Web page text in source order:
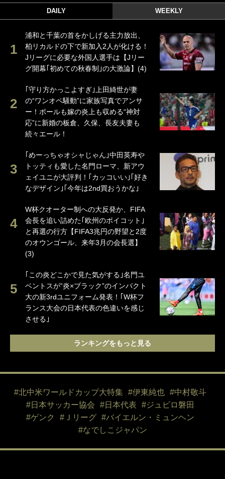
DAILY WEEKLY
浦和と千葉の首をかしげる主力放出、
柏リカルドの下で新加入2人が化ける！
Jリーグに必要な外国人選手は【Jリー
グ開幕｢初めての秋春制｣の大激論】(4)
｢守り方かっこよすぎ｣上田綺世が妻
の“ワンオペ騒動”に家族写真でアンサ
ー！ボールも嫁の炎上も収める“神対
応”に新婚の板倉、久保、長友夫妻も
続々エール！
｢めーっちゃオシャじゃん｣中田英寿や
トッティも愛した名門ローマ、新アウ
ェイユニが大評判！｢カッコいい｣｢好き
なデザイン｣｢今年は2nd買おうかな｣
W杯クオーター制への大反発か、FIFA
会長を追い詰めた｢欧州のボイコット｣
と再選の行方【FIFA3兆円の野望と2度
のオウンゴール、来年3月の会長選】
(3)
｢この炎どこかで見た気がする｣名門ユ
ベントスが“炎×ブラック”のインパクト
大の新3rdユニフォーム発表！｢W杯フ
ランス大会の日本代表の色違いを感じ
させる｣
ランキングをもっと見る
#北中米ワールドカップ大特集 #伊東純也
#中村敬斗
#日本サッカー協会
#日本代表
#ジュビロ磐田
#ゲンク
#Ｊリーグ
#バイエルン・ミュンヘン
#なでしこジャパン